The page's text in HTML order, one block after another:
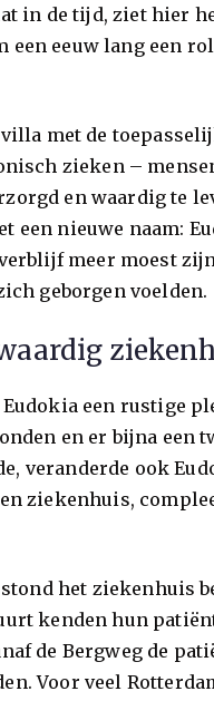
in de tijd, ziet hier
een eeuw lang een
met de
zieken –
en waardig te
een nieuwe naam:
meer moest
geborgen voelden.
Eudokia een rustige
en er bijna een
veranderde ook
ziekenhuis,
het ziekenhuis
kenden hun
de Bergweg de
Voor veel